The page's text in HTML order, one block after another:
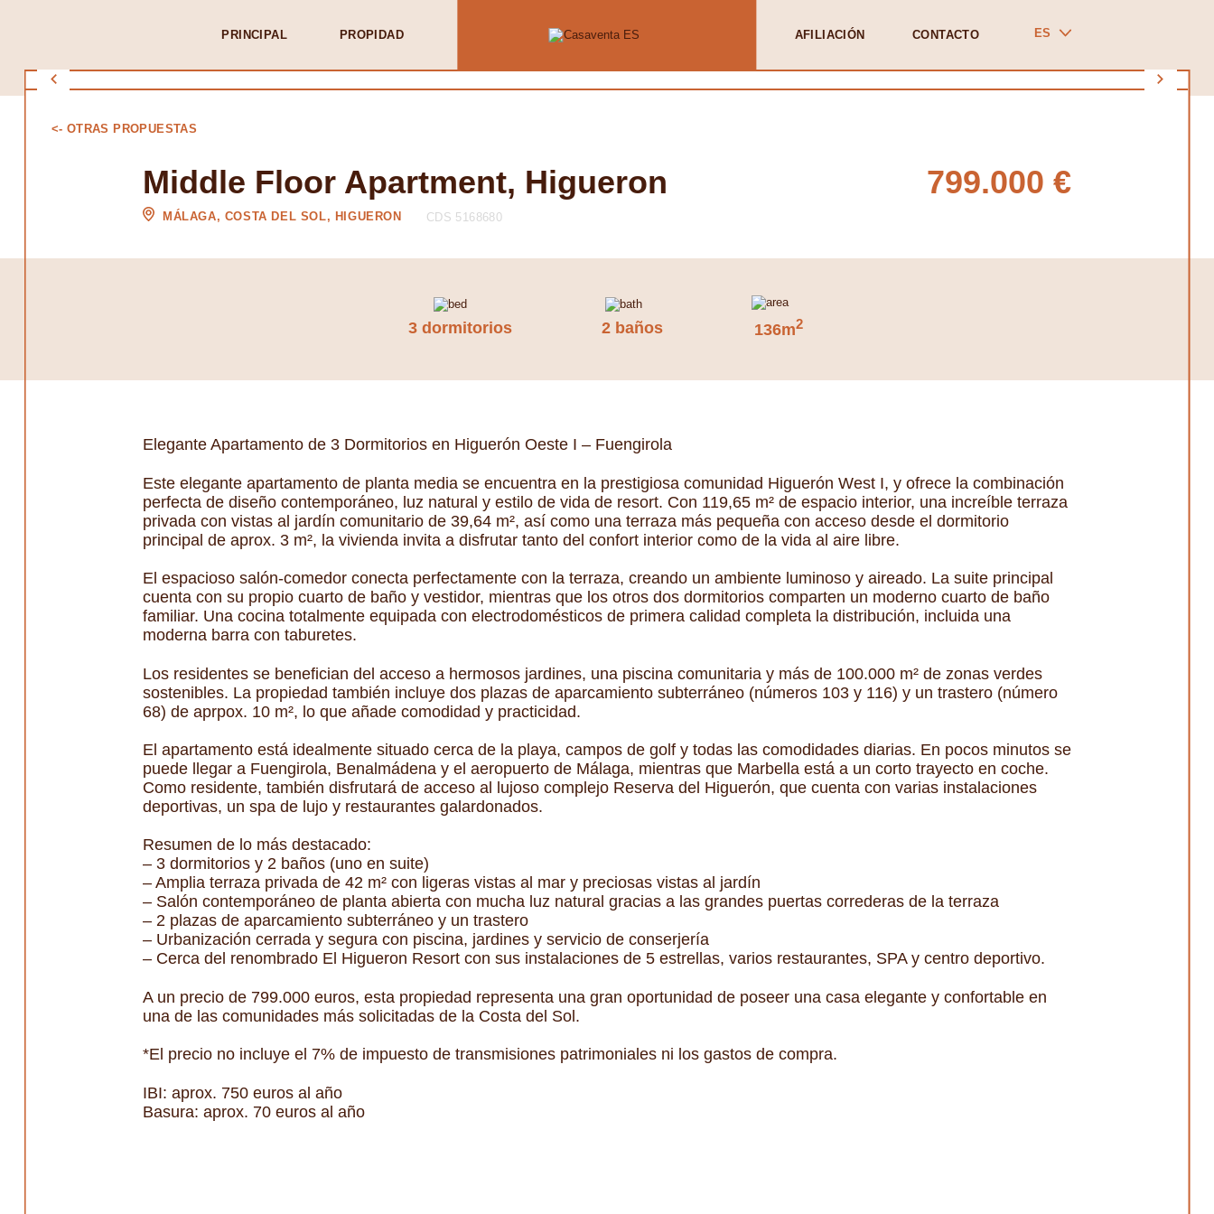
PRINCIPAL PROPIDAD AFILIACIÓN CONTACTO ES
<- OTRAS PROPUESTAS
Middle Floor Apartment, Higueron
MÁLAGA, COSTA DEL SOL, HIGUERON CDS 5168680
799.000 €
3 dormitorios 2 baños 136m2
Elegante Apartamento de 3 Dormitorios en Higuerón Oeste I – Fuengirola
Este elegante apartamento de planta media se encuentra en la prestigiosa comunidad Higuerón West I, y ofrece la combinación
perfecta de diseño contemporáneo, luz natural y estilo de vida de resort. Con 119,65 m² de espacio interior, una increíble terraza
privada con vistas al jardín comunitario de 39,64 m², así como una terraza más pequeña con acceso desde el dormitorio
principal de aprox. 3 m², la vivienda invita a disfrutar tanto del confort interior como de la vida al aire libre.
El espacioso salón-comedor conecta perfectamente con la terraza, creando un ambiente luminoso y aireado. La suite principal
cuenta con su propio cuarto de baño y vestidor, mientras que los otros dos dormitorios comparten un moderno cuarto de baño
familiar. Una cocina totalmente equipada con electrodomésticos de primera calidad completa la distribución, incluida una
moderna barra con taburetes.
Los residentes se benefician del acceso a hermosos jardines, una piscina comunitaria y más de 100.000 m² de zonas verdes
sostenibles. La propiedad también incluye dos plazas de aparcamiento subterráneo (números 103 y 116) y un trastero (número
68) de aprpox. 10 m², lo que añade comodidad y practicidad.
El apartamento está idealmente situado cerca de la playa, campos de golf y todas las comodidades diarias. En pocos minutos se
puede llegar a Fuengirola, Benalmádena y el aeropuerto de Málaga, mientras que Marbella está a un corto trayecto en coche.
Como residente, también disfrutará de acceso al lujoso complejo Reserva del Higuerón, que cuenta con varias instalaciones
deportivas, un spa de lujo y restaurantes galardonados.
Resumen de lo más destacado:
– 3 dormitorios y 2 baños (uno en suite)
– Amplia terraza privada de 42 m² con ligeras vistas al mar y preciosas vistas al jardín
– Salón contemporáneo de planta abierta con mucha luz natural gracias a las grandes puertas correderas de la terraza
– 2 plazas de aparcamiento subterráneo y un trastero
– Urbanización cerrada y segura con piscina, jardines y servicio de conserjería
– Cerca del renombrado El Higueron Resort con sus instalaciones de 5 estrellas, varios restaurantes, SPA y centro deportivo.
A un precio de 799.000 euros, esta propiedad representa una gran oportunidad de poseer una casa elegante y confortable en
una de las comunidades más solicitadas de la Costa del Sol.
*El precio no incluye el 7% de impuesto de transmisiones patrimoniales ni los gastos de compra.
IBI: aprox. 750 euros al año
Basura: aprox. 70 euros al año